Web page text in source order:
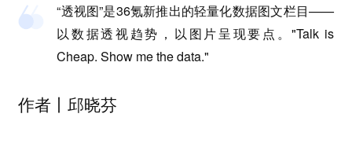
“透视图”是36氪新推出的轻量化数据图文栏目——
以数据透视趋势，以图片呈现要点。"Talk is
Cheap. Show me the data."
作者丨邱晓芬